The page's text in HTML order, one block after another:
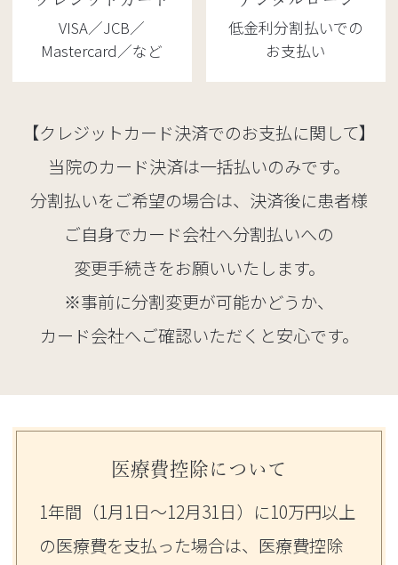
VISA／JCB／
Mastercard／など
低金利分割払いでの
お支払い
【クレジットカード決済でのお支払に関して】
当院のカード決済は一括払いのみです。
分割払いをご希望の場合は、決済後に患者様
ご自身でカード会社へ分割払いへの
変更手続きをお願いいたします。
※事前に分割変更が可能かどうか、
カード会社へご確認いただくと安心です。
医療費控除について
1年間（1月1日～12月31日）に10万円以上
の医療費を支払った場合は、医療費控除